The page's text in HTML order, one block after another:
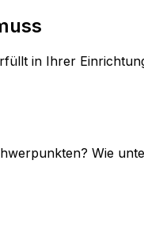
in Ihrer
Wie